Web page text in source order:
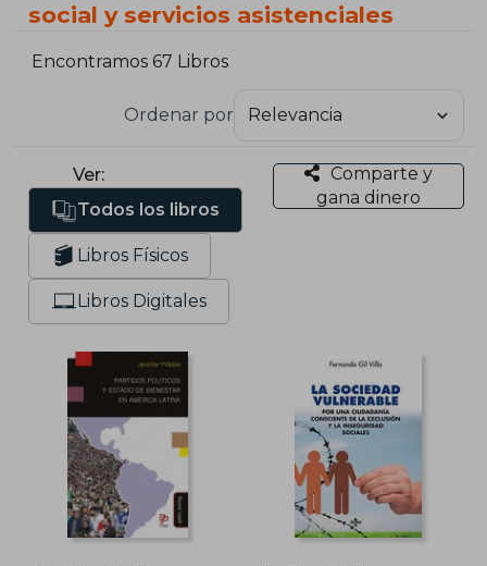
social y servicios asistenciales
Encontramos 67 Libros
Ordenar por
Ver:
Todos los libros
Libros Físicos
Libros Digitales
Comparte y
gana dinero